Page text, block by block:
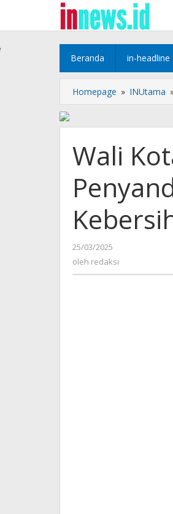
konten
Beranda in-headline
Homepage » INUtama
Wali
25/03/2025
redaksi
oleh redaksi